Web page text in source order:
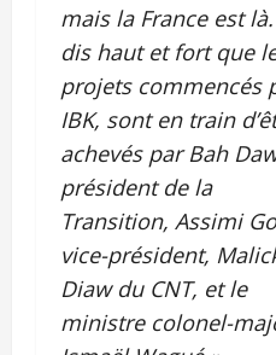
mais la France est là.
dis haut et fort que
projets commencés
IBK, sont en train
achevés par Bah
président de la
Transition, Assimi
vice-président,
Diaw du CNT, et le
ministre colonel-